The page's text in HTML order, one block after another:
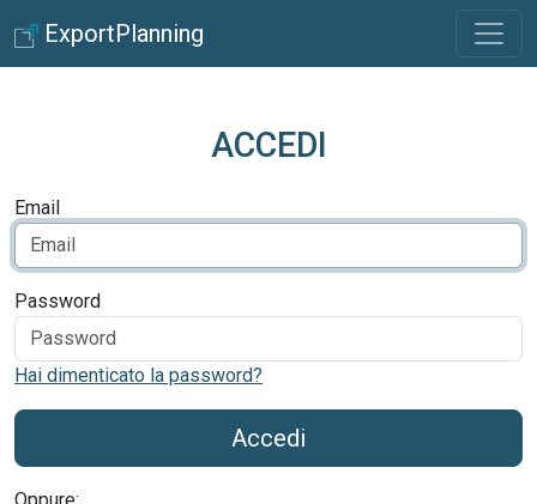
ExportPlanning
ACCEDI
Email
Password
Hai dimenticato la password?
Accedi